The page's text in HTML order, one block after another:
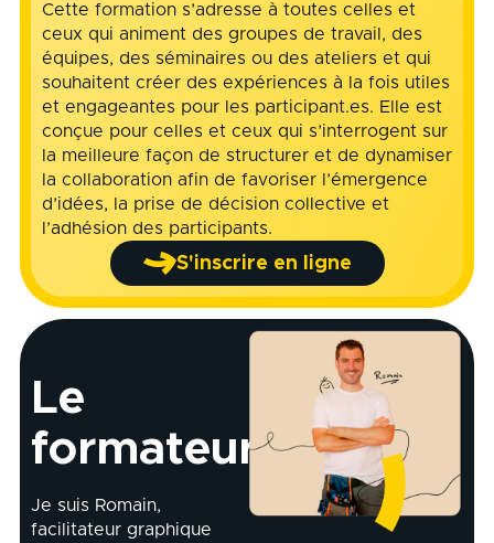
Cette formation s’adresse à toutes celles et
ceux qui animent des groupes de travail, des
équipes, des séminaires ou des ateliers et qui
souhaitent créer des expériences à la fois utiles
et engageantes pour les participant.es. Elle est
conçue pour celles et ceux qui s’interrogent sur
la meilleure façon de structurer et de dynamiser
la collaboration afin de favoriser l’émergence
d’idées, la prise de décision collective et
l’adhésion des participants.
S'inscrire en ligne
Le
formateur
Je suis Romain,
facilitateur graphique